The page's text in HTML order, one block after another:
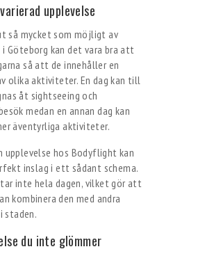
upplevelse
så mycket som möjligt av
i Göteborg kan det vara bra att
så att de innehåller en
olika aktiviteter. En dag kan till
åt sightseeing och
medan en annan dag kan
äventyrliga aktiviteter.
upplevelse hos Bodyflight kan
inslag i ett sådant schema.
inte hela dagen, vilket gör att
kombinera den med andra
staden.
du inte glömmer